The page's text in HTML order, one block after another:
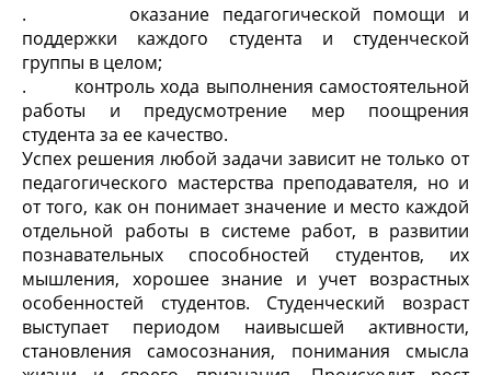
. оказание педагогической помощи и
поддержки каждого студента и студенческой
группы в целом;
. контроль хода выполнения самостоятельной
работы и предусмотрение мер поощрения
студента за ее качество.
Успех решения любой задачи зависит не только от
педагогического мастерства преподавателя, но и
от того, как он понимает значение и место каждой
отдельной работы в системе работ, в развитии
познавательных способностей студентов, их
мышления, хорошее знание и учет возрастных
особенностей студентов. Студенческий возраст
выступает периодом наивысшей активности,
становления самосознания, понимания смысла